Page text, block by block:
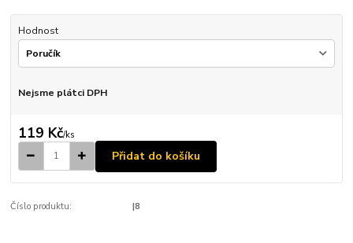
Hodnost
Nejsme plátci DPH
119 Kč/ks
Přidat do košíku
Číslo produktu: |8